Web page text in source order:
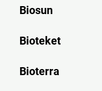
Biosun
Bioteket
Bioterra